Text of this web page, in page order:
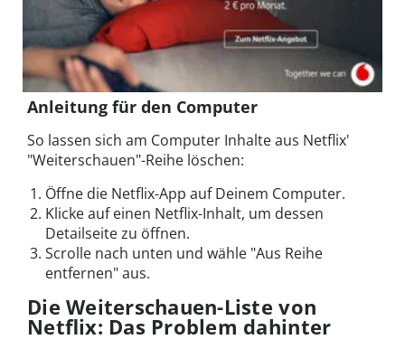
Anleitung für den Computer
So lassen sich am Computer Inhalte aus Netflix'
"Weiterschauen"-Reihe löschen:
Öffne die Netflix-App auf Deinem Computer.
Klicke auf einen Netflix-Inhalt, um dessen
Detailseite zu öffnen.
Scrolle nach unten und wähle "Aus Reihe
entfernen" aus.
Die Weiterschauen-Liste von
Netflix: Das Problem dahinter